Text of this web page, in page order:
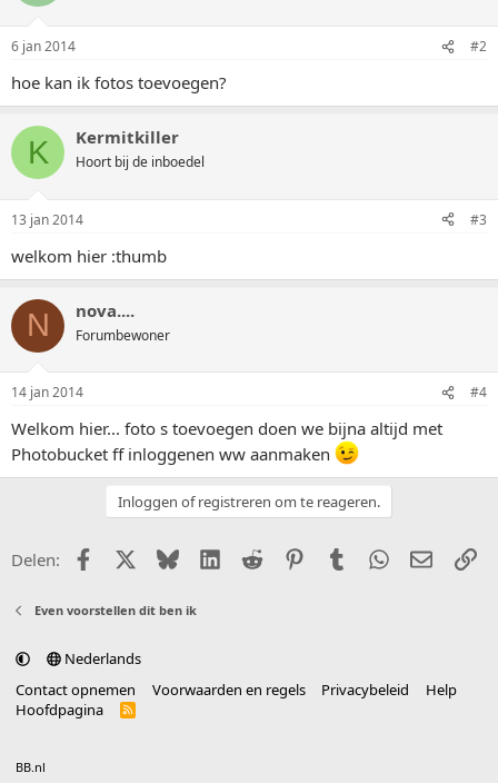
6 jan 2014 #2
hoe kan ik fotos toevoegen?
K Kermitkiller
Hoort bij de inboedel
13 jan 2014 #3
welkom hier :thumb
N nova....
Forumbewoner
14 jan 2014 #4
Welkom hier... foto s toevoegen doen we bijna altijd met
Photobucket ff inloggenen ww aanmaken
Inloggen of registreren om te reageren.
Delen: FacebookX (Twitter)
BlueskyLinkedIn
Reddit PinterestTumblr WhatsApp
E-mail
Even voorstellen dit ben ik
Nederlands
Contact opnemen
Voorwaarden en regels Privacybeleid
Help
Hoofdpagina
R
BB.nl